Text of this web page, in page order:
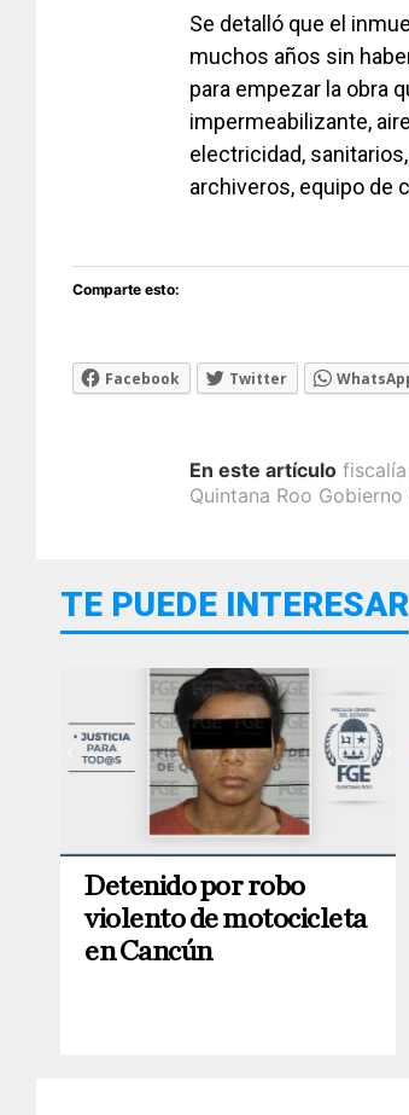
Se detalló que el
muchos años sin
para empezar la obra
impermeabilizante,
electricidad,
archiveros, equipo de
Comparte esto:
Facebook Twitter
En este artículo
Quintana Roo
TE PUEDE INTERESAR
Detenido por robo
violento de motocicleta
en Cancún